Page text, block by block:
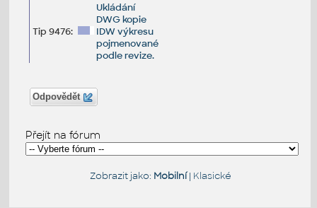
Tip 9476:
Ukládání
DWG kopie
IDW výkresu
pojmenované
podle revize.
Odpovědět
Přejít na fórum
Zobrazit jako: Mobilní| Klasické